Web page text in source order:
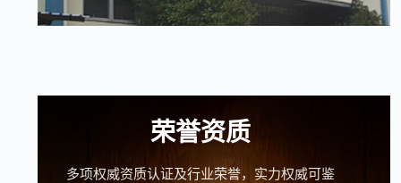
荣誉资质
多项权威资质认证及行业荣誉，实力权威可鉴